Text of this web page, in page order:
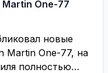
One-77
новые
Martin One-77, на
полностью